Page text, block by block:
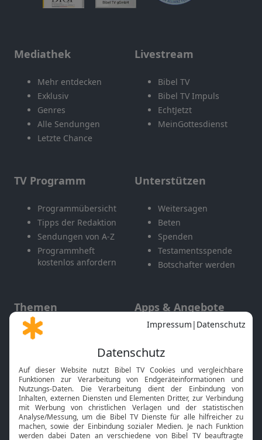
Mediathek
Mehr entdecken
Exklusiv
Genres
Alle Sendungen
Letzte Chance
Livestream
Bibel TV
Bibel TV Impuls
EchtJetzt
MeinGottesdienst
TV Programm
Programmübersicht
Tipps der Redaktion
Sendungen von A-Z
Programmheft
kostenlos anfordern
Unterstützen
Weitersagen
Beten
Spenden
Testamentsspende
Botschafter werden
Themen
Gott und Bibel erklärt
Neuigkeiten
Apps & Angebote
Mobile App
Smart TV
HbbTV
Bibelthek Online-Bibel
Nächster Gottesdienst